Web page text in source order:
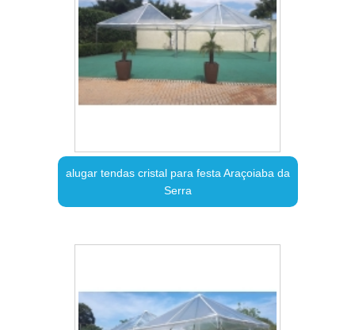
alugar tendas cristal para festa Araçoiaba da
Serra